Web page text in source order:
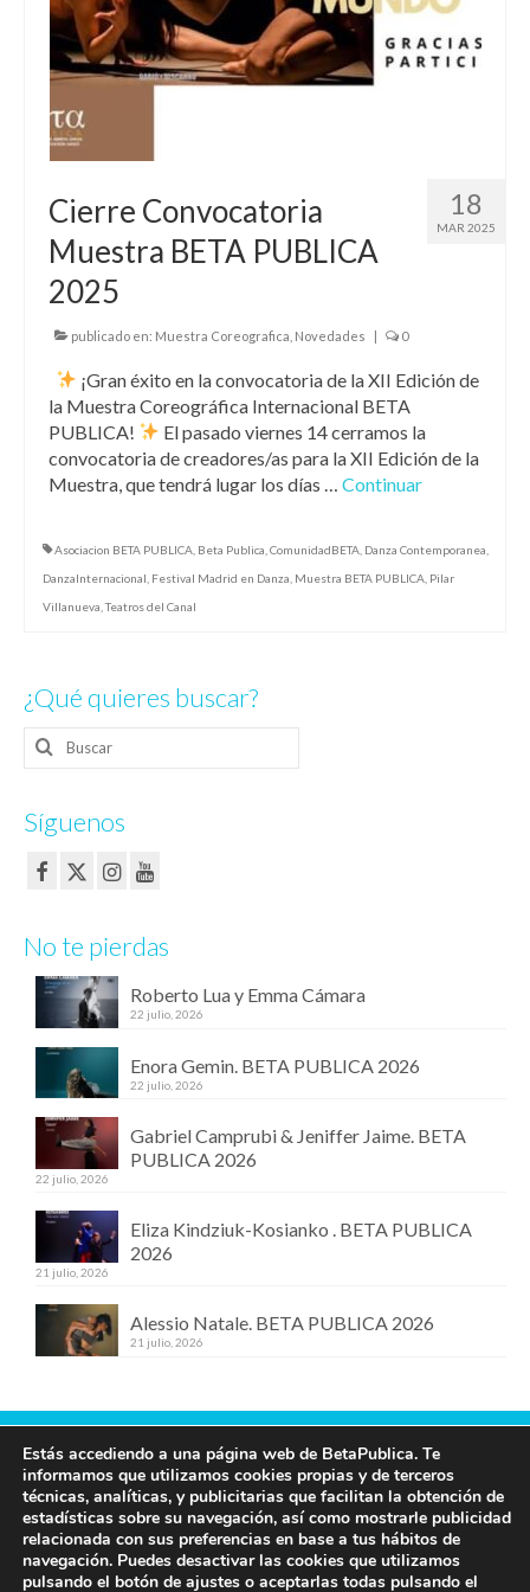
18
MAR 2025
Cierre Convocatoria
Muestra BETA PUBLICA
2025
publicado en: Muestra Coreografica Novedades | 0
¡Gran éxito en la convocatoria de la XII Edición de
la Muestra Coreográfica Internacional BETA
PUBLICA!
El pasado viernes 14 cerramos la
convocatoria de creadores/as para la XII Edición de la
Muestra, que tendrá lugar los días … Continuar
Asociacion BETA PUBLICA Beta Publica ComunidadBETA Danza Contemporanea
DanzaInternacional Festival Madrid en Danza Muestra BETA PUBLICA Pilar
Villanueva ,Teatros del Canal
¿Qué quieres buscar?
Buscar
por:
Síguenos
No te pierdas
Roberto Lua y Emma Cámara
22 julio, 2026
Enora Gemin. BETA PUBLICA 2026
22 julio, 2026
Gabriel Camprubi & Jeniffer Jaime. BETA
PUBLICA 2026
22 julio, 2026
Eliza Kindziuk-Kosianko . BETA PUBLICA
2026
21 julio, 2026
Alessio Natale. BETA PUBLICA 2026
21 julio, 2026
Contacta con nosotros
609 19 97 00
info@betapublica.org
© Beta Publica -Aviso Legal y de privacidad
Estás accediendo a una página web de BetaPublica. Te
informamos que utilizamos cookies propias y de terceros
técnicas, analíticas, y publicitarias que facilitan la obtención de
estadísticas sobre su navegación, así como mostrarle publicidad
relacionada con sus preferencias en base a tus hábitos de
navegación. Puedes desactivar las cookies que utilizamos
pulsando el botón de ajustes o aceptarlas todas pulsando el